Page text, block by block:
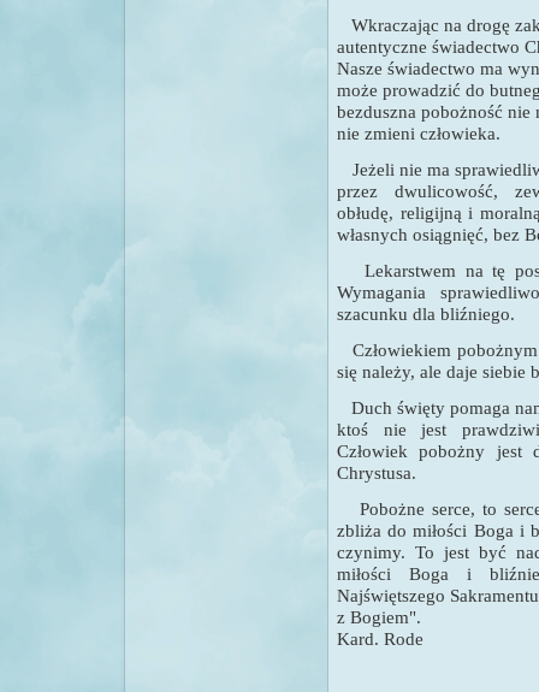
Wkraczając na drogę
autentyczne świadectwo
Nasze świadectwo ma
może prowadzić do
bezduszna pobożność
nie zmieni człowieka.
Jeżeli nie ma
przez dwulicowość,
obłudę, religijną i
własnych osiągnięć, bez
Lekarstwem na tę
Wymagania
szacunku dla bliźniego.
Człowiekiem
się należy, ale daje siebie
Duch święty pomaga
ktoś nie jest
Człowiek pobożny jest
Chrystusa.
Pobożne serce, to
zbliża do miłości Boga i
czynimy. To jest być
miłości Boga i
Najświętszego
z Bogiem".
Kard. Rode